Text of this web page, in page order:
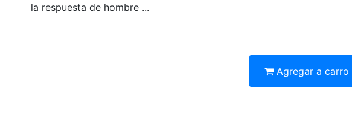
la respuesta de hombre ...
Agregar a carro